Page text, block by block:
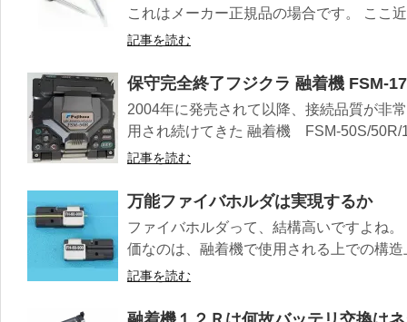
これはメーカー正規品の場合です。 ここ
記事を読む
保守完全終了フジクラ 融着機 FSM-
2004年に発売されて以降、接続品質が非
用され続けてきた 融着機 FSM-50S/50R/
記事を読む
万能ファイバホルダは実現するか
ファイバホルダって、結構高いですよね
価なのは、融着機で使用される上での構
記事を読む